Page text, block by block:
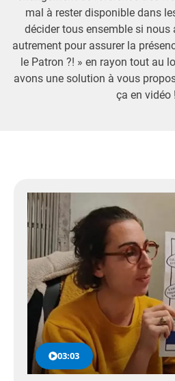
mal à rester disponible dans
décider tous ensemble si nous
autrement pour assurer la
le Patron ?! » en rayon tout au
avons une solution à vous
ça en vidéo
03:03